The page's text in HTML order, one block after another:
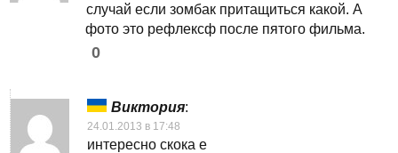
случай если зомбак притащиться какой. А
фото это рефлексф после пятого фильма.
0
Виктория:
24.01.2013 в 17:48
интересно скока е